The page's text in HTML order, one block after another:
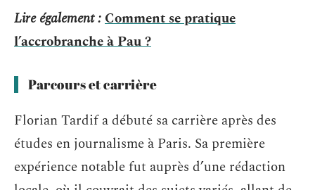
Lire également :Comment se pratique
l’accrobranche à Pau ?
Parcours et carrière
Florian Tardif a débuté sa carrière après des
études en journalisme à Paris. Sa première
expérience notable fut auprès d’une rédaction